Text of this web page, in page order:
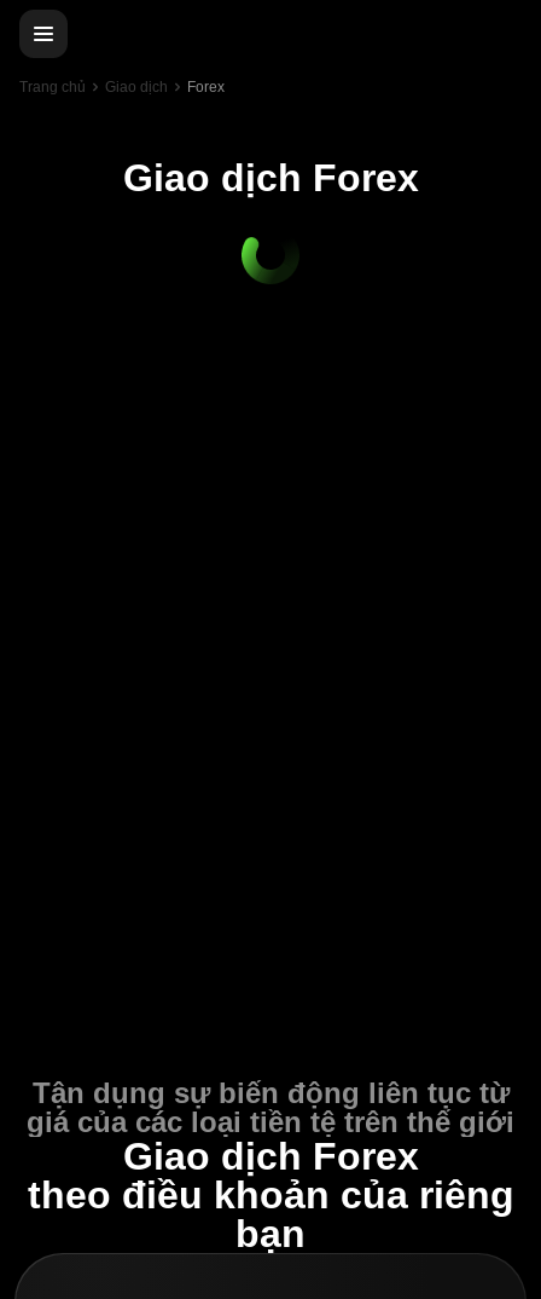
Trang chủ Giao dịch Forex
Giao dịch Forex
Tận dụng sự biến động liên tục từ
giá của các loại tiền tệ trên thế giới
Giao dịch Forex
theo điều khoản của riêng
bạn